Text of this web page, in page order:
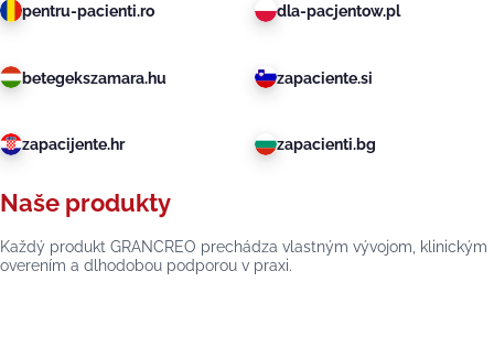
pentru-pacienti.ro dla-pacjentow.pl
betegekszamara.hu zapaciente.si
zapacijente.hr zapacienti.bg
Naše produkty
Každý produkt GRANCREO prechádza vlastným vývojom, klinickým
overením a dlhodobou podporou v praxi.